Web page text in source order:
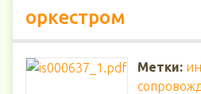
оркестром
Метки: